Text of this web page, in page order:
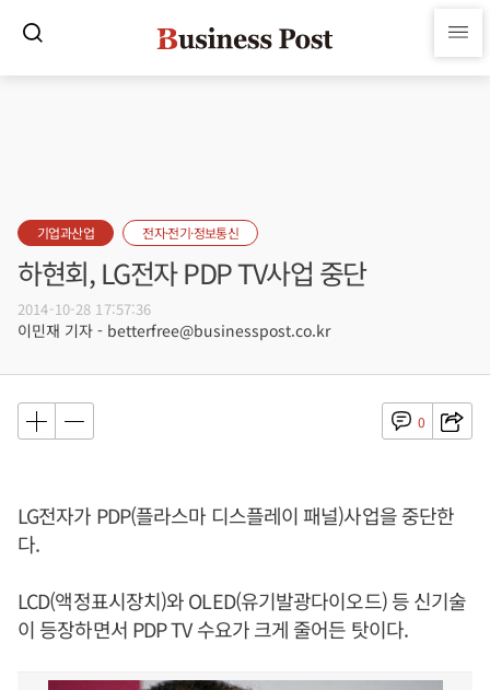
기업과산업 전자·전기·정보통신
하현회, LG전자 PDP TV사업 중단
2014-10-28 17:57:36
이민재 기자 - betterfree@businesspost.co.kr
0
LG전자가 PDP(플라스마 디스플레이 패널)사업을 중단한
다.
LCD(액정표시장치)와 OLED(유기발광다이오드) 등 신기술
이 등장하면서 PDP TV 수요가 크게 줄어든 탓이다.